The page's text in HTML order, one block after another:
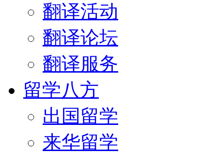
翻译活动
翻译论坛
翻译服务
留学八方
出国留学
来华留学